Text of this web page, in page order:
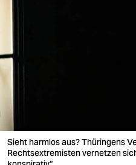
Sieht harmlos aus? Thüringens
Rechtsextremisten vernetzen